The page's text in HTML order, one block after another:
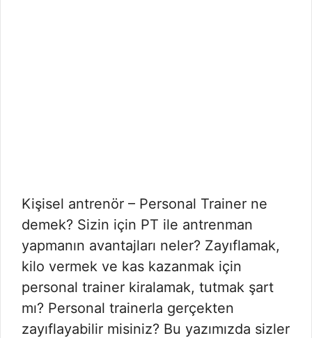
Kişisel antrenör – Personal Trainer ne
demek? Sizin için PT ile antrenman
yapmanın avantajları neler? Zayıflamak,
kilo vermek ve kas kazanmak için
personal trainer kiralamak, tutmak şart
mı? Personal trainerla gerçekten
zayıflayabilir misiniz? Bu yazımızda sizler